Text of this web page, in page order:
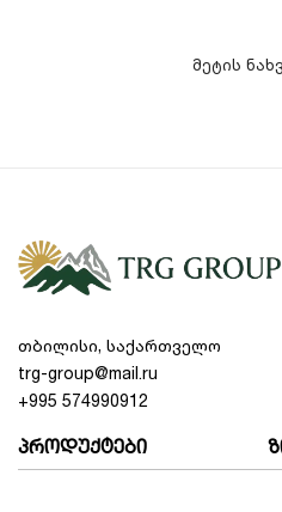
თბილისი, საქართველო
trg-group@mail.ru
+995 574990912
პროდუქტები